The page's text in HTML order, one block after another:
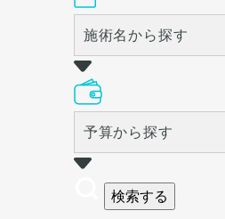
施術名から探す
予算から探す
検索する